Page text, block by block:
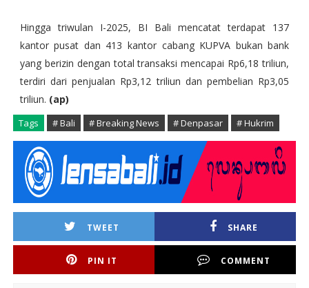
Hingga triwulan I-2025, BI Bali mencatat terdapat 137
kantor pusat dan 413 kantor cabang KUPVA bukan bank
yang berizin dengan total transaksi mencapai Rp6,18 triliun,
terdiri dari penjualan Rp3,12 triliun dan pembelian Rp3,05
triliun. (ap)
Tags # Bali # Breaking News # Denpasar # Hukrim
TWEET SHARE
PIN IT COMMENT